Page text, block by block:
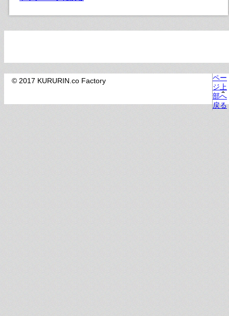
© 2017 KURURIN.co Factory
ペー
ジ上
部へ
戻る